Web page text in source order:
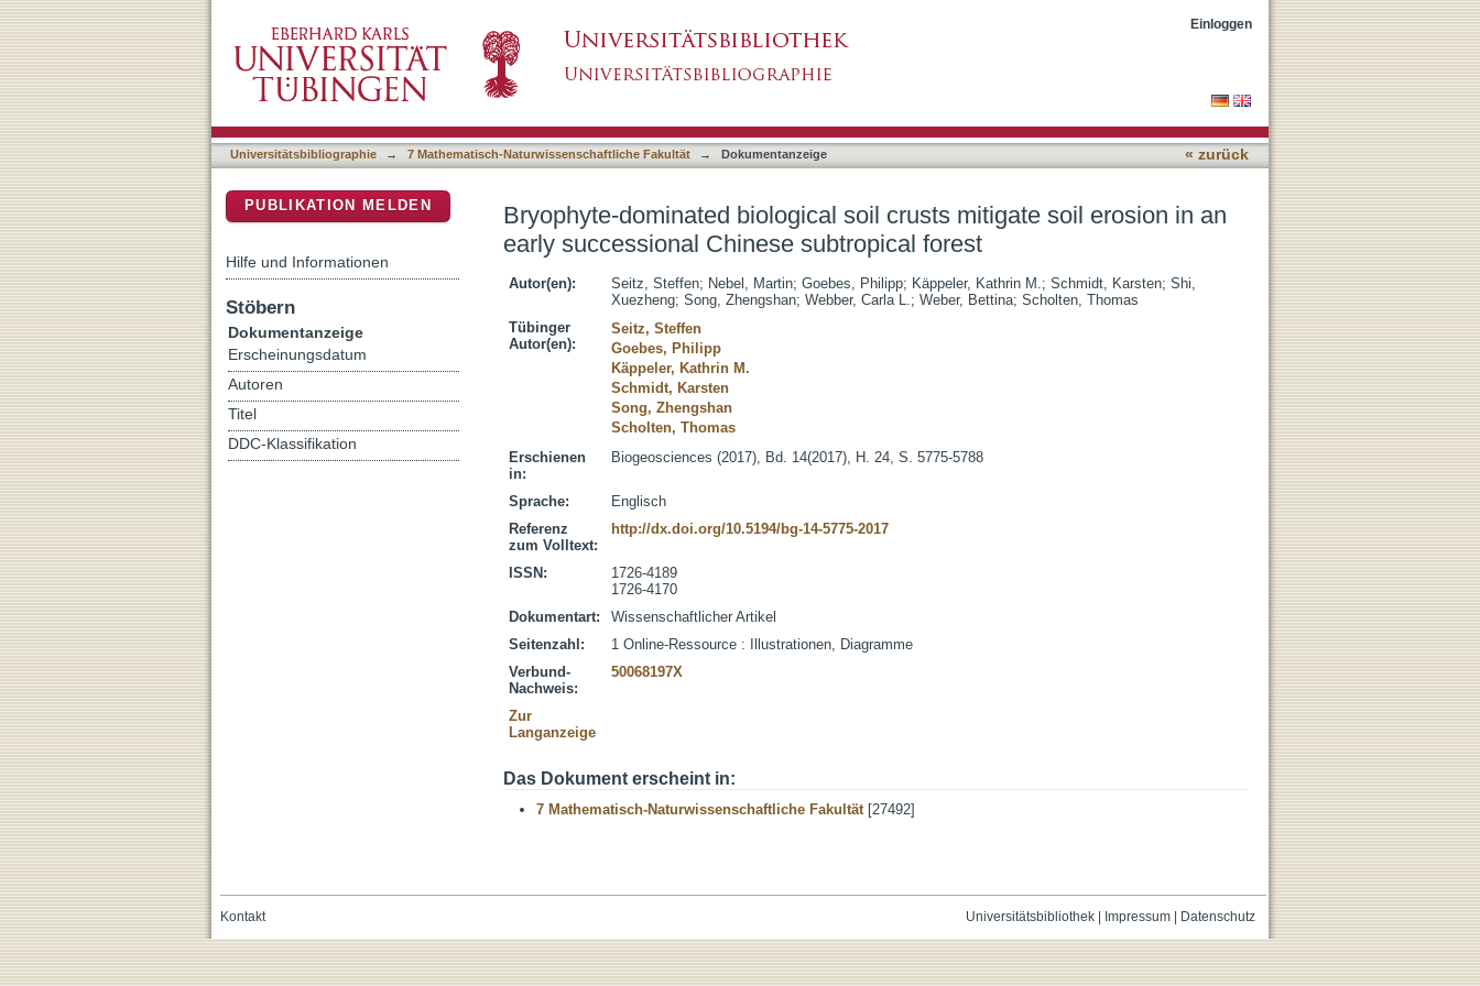
Bryophyte-dominated biological soil crusts mitigate soil erosion in an early successional Chinese
subtropical forest
Einloggen
Universitätsbibliographie → 7 Mathematisch-Naturwissenschaftliche Fakultät → Dokumentanzeige « zurück
Bryophyte-dominated biological soil crusts mitigate soil erosion in an
early successional Chinese subtropical forest
Autor(en): Seitz, Steffen; Nebel, Martin; Goebes, Philipp; Käppeler, Kathrin M.; Schmidt, Karsten; Shi,
Xuezheng; Song, Zhengshan; Webber, Carla L.; Weber, Bettina; Scholten, Thomas
Tübinger
Autor(en):
Seitz, Steffen
Goebes, Philipp
Käppeler, Kathrin M.
Schmidt, Karsten
Song, Zhengshan
Scholten, Thomas
Erschienen
in:
Biogeosciences (2017), Bd. 14(2017), H. 24, S. 5775-5788
Sprache:
Englisch
Referenz
zum Volltext:
http://dx.doi.org/10.5194/bg-14-5775-2017
ISSN:
1726-4189
1726-4170
Dokumentart:
Wissenschaftlicher Artikel
Seitenzahl:
1 Online-Ressource : Illustrationen, Diagramme
Verbund-
Nachweis:
50068197X
Zur
Langanzeige
Das Dokument erscheint in:
7 Mathematisch-Naturwissenschaftliche Fakultät[27492]
PUBLIKATION MELDEN
Hilfe und Informationen
Stöbern
Dokumentanzeige
Erscheinungsdatum
Autoren
Titel
DDC-Klassifikation
Universitätsbibliothek| Impressum| Datenschutz
Kontakt